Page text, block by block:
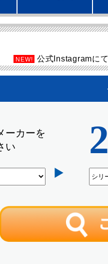
NEW! 公式Instagramに